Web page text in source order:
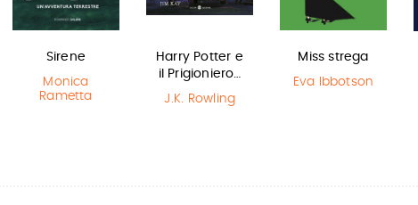
Sirene
Monica
Rametta
Harry Potter e
il Prigioniero…
J.K. Rowling
Miss strega
Eva Ibbotson